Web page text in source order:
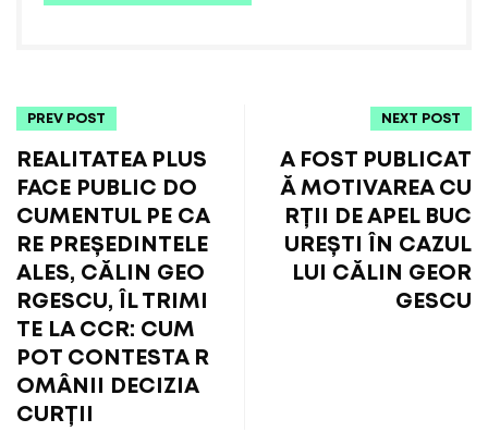
PREV POST
REALITATEA PLUS
FACE PUBLIC DO
CUMENTUL PE CA
RE PREȘEDINTELE
ALES, CĂLIN GEO
RGESCU, ÎL TRIMI
TE LA CCR: CUM
POT CONTESTA R
OMÂNII DECIZIA
CURȚII
NEXT POST
A FOST PUBLICAT
Ă MOTIVAREA CU
RȚII DE APEL BUC
UREȘTI ÎN CAZUL
LUI CĂLIN GEOR
GESCU